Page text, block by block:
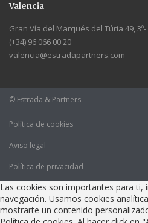
Valencia
Gran Vía del Marqués del Túria 49,
(+34) 96 066 00 20
valencia@estradapartners.com
© Estrada & Partners
Política de cookies
Aviso legal
Política de privacidad
Las cookies son importantes para ti,
navegación. Usamos cookies
mostrarte un contenido